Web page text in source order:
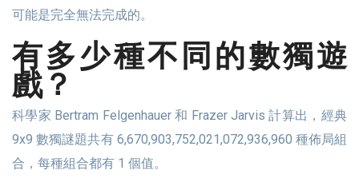
可能是完全無法完成的。
有多少種不同的數獨遊
戲？
科學家 Bertram Felgenhauer 和 Frazer Jarvis 計算出，經典
9x9 數獨謎題共有 6,670,903,752,021,072,936,960 種佈局組
合，每種組合都有 1 個值。